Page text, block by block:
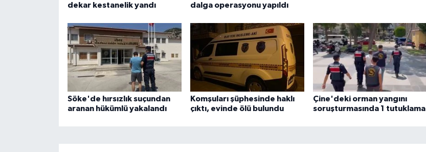
dekar kestanelik yandı
dalga operasyonu yapıldı
Söke'de hırsızlık suçundan
aranan hükümlü yakalandı
Komşuları şüphesinde haklı
çıktı, evinde ölü bulundu
Çine'deki orman yangını
soruşturmasında 1 tutuklama